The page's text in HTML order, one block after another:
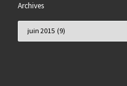
Archives